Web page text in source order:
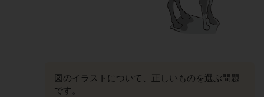
図のイラストについて、正しいものを選ぶ問題
です。